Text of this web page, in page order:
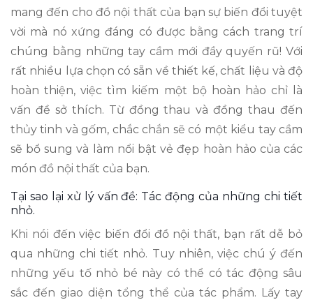
mang đến cho đồ nội thất của bạn sự biến đổi tuyệt
vời mà nó xứng đáng có được bằng cách trang trí
chúng bằng những tay cầm mới đầy quyến rũ! Với
rất nhiều lựa chọn có sẵn về thiết kế, chất liệu và độ
hoàn thiện, việc tìm kiếm một bộ hoàn hảo chỉ là
vấn đề sở thích. Từ đồng thau và đồng thau đến
thủy tinh và gốm, chắc chắn sẽ có một kiểu tay cầm
sẽ bổ sung và làm nổi bật vẻ đẹp hoàn hảo của các
món đồ nội thất của bạn.
Tại sao lại xử lý vấn đề: Tác động của những chi tiết
nhỏ.
Khi nói đến việc biến đổi đồ nội thất, bạn rất dễ bỏ
qua những chi tiết nhỏ. Tuy nhiên, việc chú ý đến
những yếu tố nhỏ bé này có thể có tác động sâu
sắc đến giao diện tổng thể của tác phẩm. Lấy tay